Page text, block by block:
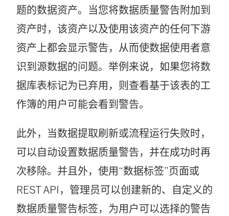
题的数据资产。当您将数据质量警告附加到
资产时，该资产以及使用该资产的任何下游
资产上都会显示警告，从而使数据使用者意
识到源数据的问题。举例来说，如果您将数
据库表标记为已弃用，则查看基于该表的工
作簿的用户可能会看到警告。
此外，当数据提取刷新或流程运行失败时，
可以自动设置数据质量警告，并在成功时再
次移除。并且外，使用“数据标签”页面或
REST API，管理员可以创建新的、自定义的
数据质量警告标签，为用户可以选择的警告